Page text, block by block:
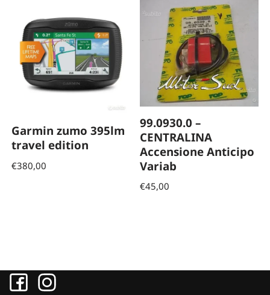
Garmin zumo 395lm
travel edition
€380,00
99.0930.0 –
CENTRALINA
Accensione Anticipo
Variab
€45,00